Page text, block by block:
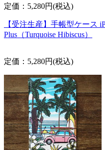
定価：5,280円(税込)
【受注生産】手帳型ケース
Plus（Turquoise Hibiscus）
定価：5,280円(税込)